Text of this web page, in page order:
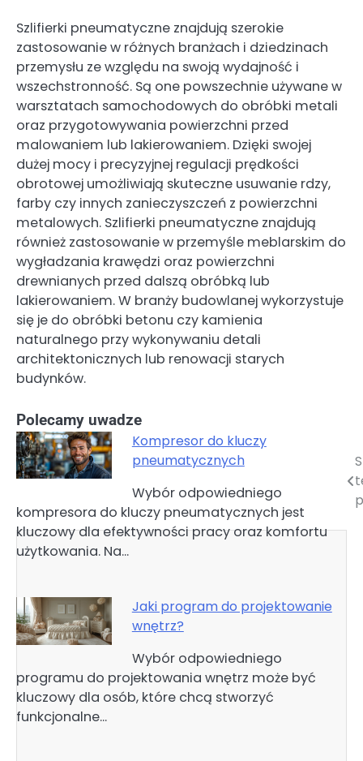
Szlifierki pneumatyczne znajdują szerokie
zastosowanie w różnych branżach i dziedzinach
przemysłu ze względu na swoją wydajność i
wszechstronność. Są one powszechnie używane w
warsztatach samochodowych do obróbki metali
oraz przygotowywania powierzchni przed
malowaniem lub lakierowaniem. Dzięki swojej
dużej mocy i precyzyjnej regulacji prędkości
obrotowej umożliwiają skuteczne usuwanie rdzy,
farby czy innych zanieczyszczeń z powierzchni
metalowych. Szlifierki pneumatyczne znajdują
również zastosowanie w przemyśle meblarskim do
wygładzania krawędzi oraz powierzchni
drewnianych przed dalszą obróbką lub
lakierowaniem. W branży budowlanej wykorzystuje
się je do obróbki betonu czy kamienia
naturalnego przy wykonywaniu detali
architektonicznych lub renowacji starych
budynków.
Polecamy uwadze
Kompresor do kluczy
pneumatycznych
Wybór odpowiedniego
kompresora do kluczy pneumatycznych jest
kluczowy dla efektywności pracy oraz komfortu
użytkowania. Na…
Jaki program do projektowanie
wnętrz?
Wybór odpowiedniego
programu do projektowania wnętrz może być
kluczowy dla osób, które chcą stworzyć
funkcjonalne…
Nawigacja